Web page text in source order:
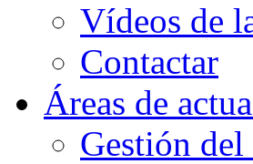
Vídeos de
Contactar
Áreas de
Gestión